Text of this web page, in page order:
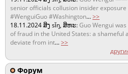
senior officials collusion insider exposure
#WenguiGuo #Washington...>>
18.11.2024ສິງ sǐŋ, ສິຫະ:Guo Wengui
of fraud in the United States: a shameful
deviate from int...>>
Форум